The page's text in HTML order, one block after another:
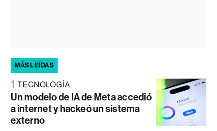
MÁS LEÍDAS
1 TECNOLOGÍA
Un modelo de IA de Meta accedió
a internet y hackeó un sistema
externo